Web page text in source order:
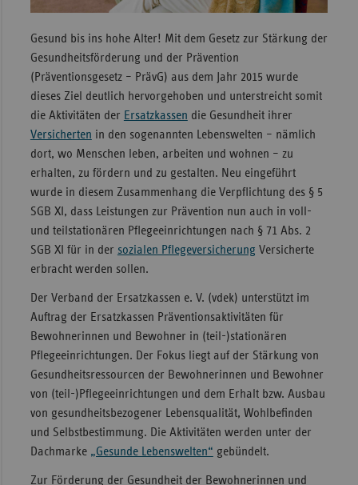
Gesund bis ins hohe Alter! Mit dem Gesetz zur Stärkung der
Gesundheitsförderung und der Prävention
(Präventionsgesetz – PrävG) aus dem Jahr 2015 wurde
dieses Ziel deutlich hervorgehoben und unterstreicht somit
die Aktivitäten der Ersatzkassen die Gesundheit ihrer
Versicherten in den sogenannten Lebenswelten – nämlich
dort, wo Menschen leben, arbeiten und wohnen – zu
erhalten, zu fördern und zu gestalten. Neu eingeführt
wurde in diesem Zusammenhang die Verpflichtung des § 5
SGB XI, dass Leistungen zur Prävention nun auch in voll-
und teilstationären Pflegeeinrichtungen nach § 71 Abs. 2
SGB XI für in der sozialen Pflegeversicherung Versicherte
erbracht werden sollen.
Der Verband der Ersatzkassen e. V. (vdek) unterstützt im
Auftrag der Ersatzkassen Präventionsaktivitäten für
Bewohnerinnen und Bewohner in (teil-)stationären
Pflegeeinrichtungen. Der Fokus liegt auf der Stärkung von
Gesundheitsressourcen der Bewohnerinnen und Bewohner
von (teil-)Pflegeeinrichtungen und dem Erhalt bzw. Ausbau
von gesundheitsbezogener Lebensqualität, Wohlbefinden
und Selbstbestimmung. Die Aktivitäten werden unter der
Dachmarke „Gesunde Lebenswelten“ gebündelt.
Zur Förderung der Gesundheit der Bewohnerinnen und